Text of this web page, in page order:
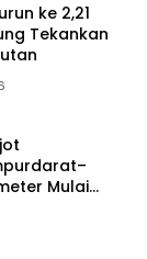
ke 2,21
Tekankan
Mulai